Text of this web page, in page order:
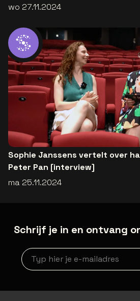
wo 27.11.2024
Sophie Janssens vertelt over
Peter Pan [interview]
ma 25.11.2024
Schrijf je in en ontvang
Nieuwsbrief aanmelding